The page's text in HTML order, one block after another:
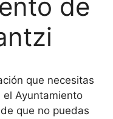
de
que necesitas
Ayuntamiento
que no puedas